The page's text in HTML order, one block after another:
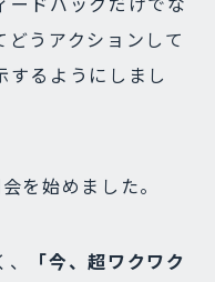
うアクションして
するようにしまし
を始めました。
「今、超ワクワク